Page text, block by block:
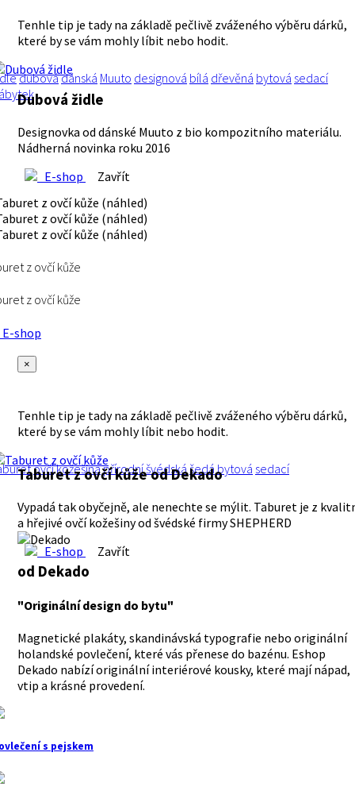
Tenhle tip je tady na základě pečlivě zváženého výběru dárků,
které by se vám mohly líbit nebo hodit.
dubovádánská Muuto designová bílá dřevěná bytová sedací
Dubová židle
Designovka od dánské Muuto z bio kompozitního materiálu.
Nádherná novinka roku 2016
E-shop
Zavřít
z ovčí kůže
z ovčí kůže
shop
×
Tenhle tip je tady na základě pečlivě zváženého výběru dárků,
které by se vám mohly líbit nebo hodit.
ovčíkožešinapřírodní švédská šedá bytová sedací
Taburet z ovčí kůžeod Dekado
Vypadá tak obyčejně, ale nenechte se mýlit. Taburet je z
a hřejivé ovčí kožešiny od švédské firmy SHEPHERD
E-shop
Zavřít
od Dekado
"Originální design do bytu"
Magnetické plakáty, skandinávská typografie nebo originální
holandské povlečení, které vás přenese do bazénu. Eshop
Dekado nabízí originální interiérové kousky, které mají nápad,
vtip a krásné provedení.
s pejskem